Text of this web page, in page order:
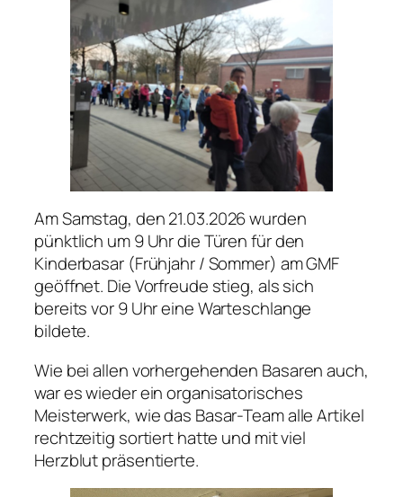
Am Samstag, den 21.03.2026 wurden
pünktlich um 9 Uhr die Türen für den
Kinderbasar (Frühjahr / Sommer) am GMF
geöffnet. Die Vorfreude stieg, als sich
bereits vor 9 Uhr eine Warteschlange
bildete.
Wie bei allen vorhergehenden Basaren auch,
war es wieder ein organisatorisches
Meisterwerk, wie das Basar-Team alle Artikel
rechtzeitig sortiert hatte und mit viel
Herzblut präsentierte.